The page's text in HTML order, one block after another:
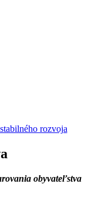
rozvoja
obyvateľstva